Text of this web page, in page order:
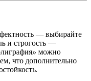
— выбирайте
и строгость —
» можно
что дополнительно